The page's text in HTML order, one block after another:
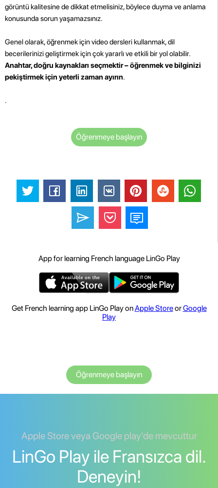
görüntü kalitesine de dikkat etmelisiniz, böylece duyma ve anlama
konusunda sorun yaşamazsınız.
Genel olarak, öğrenmek için video dersleri kullanmak, dil
becerilerinizi geliştirmek için çok yararlı ve etkili bir yol olabilir.
Anahtar, doğru kaynakları seçmektir – öğrenmek ve bilginizi
pekiştirmek için yeterli zaman ayırın.
.
Öğrenmeye başlayın
App for learning French language LinGo Play
Get French learning app LinGo Play onApple StoreorGoogle
Play
Öğrenmeye başlayın
Apple Store veya Google play'de mevcuttur
LinGo Play ile Fransızca dil.
Deneyin!